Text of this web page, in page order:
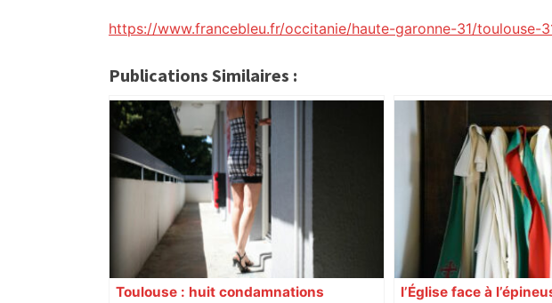
https://www.francebleu.fr/occitanie/haute-garonne-31/toulouse-
Publications Similaires :
Toulouse : huit condamnations
l’Église face à